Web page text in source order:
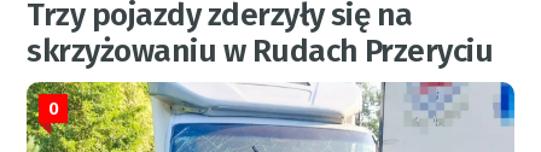
Trzy pojazdy zderzyły się na
skrzyżowaniu w Rudach Przeryciu
0